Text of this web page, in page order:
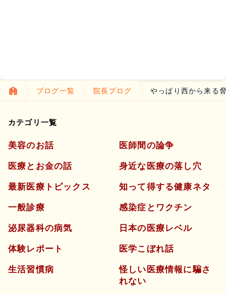
ブログ一覧 院長ブログ やっぱり西から来る
カテゴリ一覧
美容のお話
医療とお金の話
最新医療トピックス
一般診療
泌尿器科の病気
体験レポート
生活習慣病
医師間の論争
身近な医療の落し穴
知って得する健康ネタ
感染症とワクチン
日本の医療レベル
医学こぼれ話
怪しい医療情報に騙さ
れない